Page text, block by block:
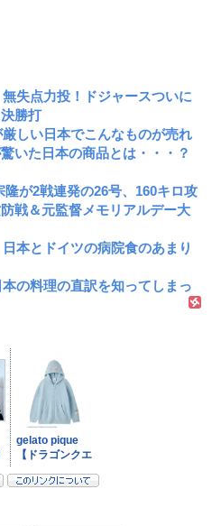
失点力投！ドジャースついに
勝打
しい日本でこんなものが売れ
いた日本の商品とは・・・？
が2戦連発の26号、160キロ攻
戦＆元監督メモリアルデー大
本とドイツの病院食のあまり
の料理の直訳を知ってしまっ